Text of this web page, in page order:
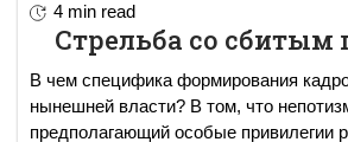
4 min read
Стрельба со сбитым
В чем специфика формирования
нынешней власти? В том, что
предполагающий особые привилегии